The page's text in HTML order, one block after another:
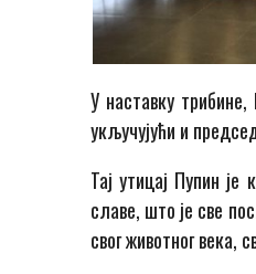
У наставку
укључујући и
Тај утицај Пупин
славе, што је све
свог животног века,